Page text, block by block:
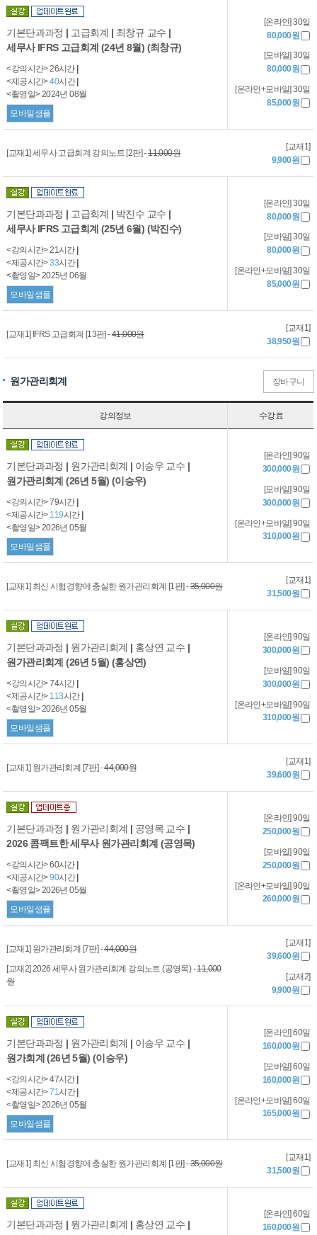
기본단과과정 | 고급회계 | 최창규 교수 |
세무사 IFRS 고급회계 (24년 8월) (최창규)
<강의시간> 26시간
<제공시간>40시간
<촬영일> 2024년 08월
모바일샘플
[온라인] 30일
80,000원
[모바일] 30일
80,000원
[온라인+모바일] 30일
85,000원
[교재1] 세무사 고급회계 강의노트 [2판] -11,000원
[교재1]
9,900원
기본단과과정 | 고급회계 | 박진수 교수 |
세무사 IFRS 고급회계 (25년 6월) (박진수)
<강의시간> 21시간
<제공시간>33시간
<촬영일> 2025년 06월
모바일샘플
[온라인] 30일
80,000원
[모바일] 30일
80,000원
[온라인+모바일] 30일
85,000원
[교재1] IFRS 고급회계 [13판] -41,000원
[교재1]
38,950원
원가관리회계 장바구니
강의정보 수강료
기본단과과정 | 원가관리회계 | 이승우 교수 |
원가관리회계 (26년 5월) (이승우)
<강의시간> 79시간
<제공시간> 119시간
<촬영일> 2026년 05월
모바일샘플
[온라인] 90일
300,000원
[모바일] 90일
300,000원
[온라인+모바일] 90일
310,000원
[교재1] 최신 시험경향에 충실한 원가관리회계 [1판] -35,000원
[교재1]
31,500원
기본단과과정 | 원가관리회계 | 홍상연 교수 |
원가관리회계 (26년 5월) (홍상연)
<강의시간> 74시간
<제공시간> 113시간
<촬영일> 2026년 05월
모바일샘플
[온라인] 90일
300,000원
[모바일] 90일
300,000원
[온라인+모바일] 90일
310,000원
[교재1] 원가관리회계 [7판] -44,000원
[교재1]
39,600원
기본단과과정 | 원가관리회계 | 공영목 교수 |
2026 콤팩트한 세무사 원가관리회계 (공영목)
<강의시간> 60시간
<제공시간>90시간
<촬영일> 2026년 05월
모바일샘플
[온라인] 90일
250,000원
[모바일] 90일
250,000원
[온라인+모바일] 90일
260,000원
[교재1] 원가관리회계 [7판] -44,000원
[교재2] 2026 세무사 원가관리회계 강의노트 (공영목) -11,000
원
[교재1]
39,600원
[교재2]
9,900원
기본단과과정 | 원가관리회계 | 이승우 교수 |
원가회계 (26년 5월) (이승우)
<강의시간> 47시간
<제공시간>71시간
<촬영일> 2026년 05월
모바일샘플
[온라인] 60일
160,000원
[모바일] 60일
160,000원
[온라인+모바일] 60일
165,000원
[교재1] 최신 시험경향에 충실한 원가관리회계 [1판] -35,000원
[교재1]
31,500원
기본단과과정 | 원가관리회계 | 홍상연 교수 |
[온라인] 60일
160,000원